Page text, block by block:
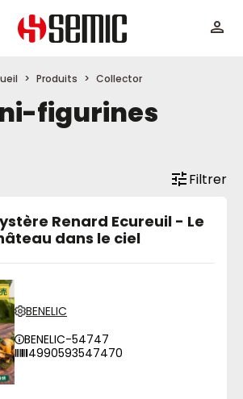
Produits Collector
figurines
Filtrer
Renard Ecureuil - Le
dans le ciel
BENELIC
BENELIC-54747
4990593547470